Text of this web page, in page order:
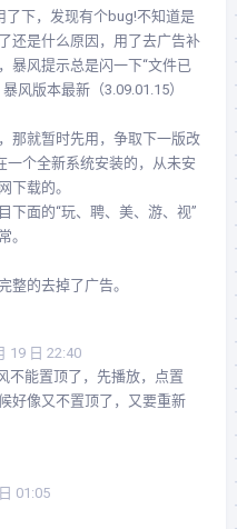
了下，发现有个bug!不知道是
还是什么原因，用了去广告补
暴风提示总是闪一下“文件已
风版本最新（3.09.01.15）
那就暂时先用，争取下一版改
一个全新系统安装的，从未安
下载的。
下面的“玩、聘、美、游、视”
。
整的去掉了广告。
19 日 22:40
不能置顶了，先播放，点置
好像又不置顶了，又要重新
01:05